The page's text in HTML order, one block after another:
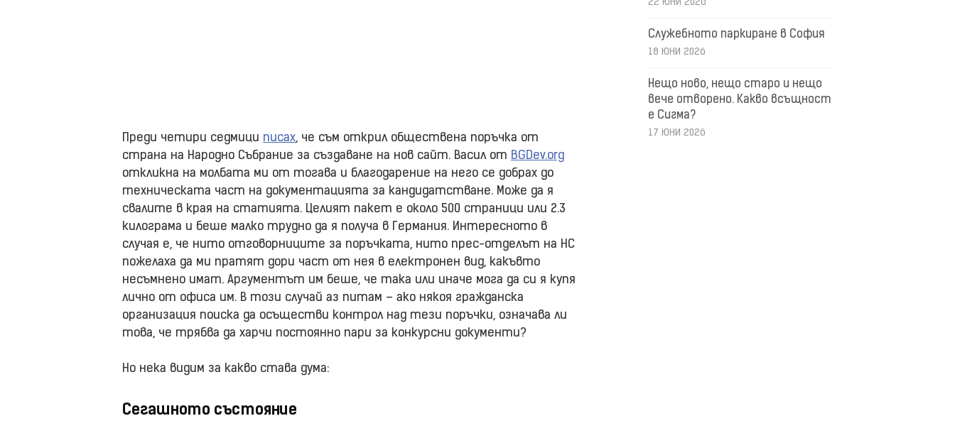
Преди четири седмици писах, че съм открил обществена поръчка от
страна на Народно Събрание за създаване на нов сайт. Васил от BGDev.org
откликна на молбата ми от тогава и благодарение на него се добрах до
техническата част на документацията за кандидатстване. Може да я
свалите в края на статията. Целият пакет е около 500 страници или 2.3
килограма и беше малко трудно да я получа в Германия. Интересното в
случая е, че нито отговорниците за поръчката, нито прес-отделът на НС
пожелаха да ми пратят дори част от нея в електронен вид, какъвто
несъмнено имат. Аргументът им беше, че така или иначе мога да си я купя
лично от офиса им. В този случай аз питам – ако някоя гражданска
организация поиска да осъществи контрол над тези поръчки, означава ли
това, че трябва да харчи постоянно пари за конкурсни документи?
Но нека видим за какво става дума:
Сегашното състояние
22 ЮНИ 2026
Служебното паркиране в София
18 ЮНИ 2026
Нещо ново, нещо старо и нещо
вече отворено. Какво всъщност
е Сигма?
17 ЮНИ 2026